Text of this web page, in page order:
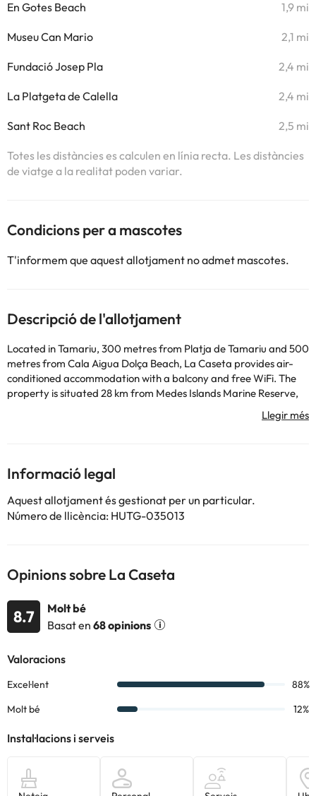
En Gotes Beach 1,9 mi
Museu Can Mario 2,1 mi
Fundació Josep Pla 2,4 mi
La Platgeta de Calella 2,4 mi
Sant Roc Beach 2,5 mi
Totes les distàncies es calculen en línia recta. Les distàncies
de viatge a la realitat poden variar.
Condicions per a mascotes
T'informem que aquest allotjament no admet mascotes.
Descripció de l'allotjament
Located in Tamariu, 300 metres from Platja de Tamariu and 500
metres from Cala Aigua Dolça Beach, La Caseta provides air-
conditioned accommodation with a balcony and free WiFi. The
property is situated 28 km from Medes Islands Marine Reserve,
18 km from Golf Playa de Pals and 19 km from Emporda Golf
Course. The property is non-smoking and is set 1.6 km from Platja
area and 1 bathroom equipped with a shower. Towels and bed
linen are featured in the apartment. The accommodation offers
a fireplace. The nearest airport is Girona-Costa Brava Airport,
55 km from the apartment.
Alguns dels serveis detallats poden ser de pagament. Podeu
informació d'aquesta fitxa està subjecta a canvis per part de
l'allotjament. Si tens dubtes, contacta'ns.
Informació legal
Aquest allotjament és gestionat per un particular.
Número de llicència: HUTG-035013
Opinions sobre La Caseta
8.7
Molt bé
Basat en 68 opinions